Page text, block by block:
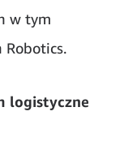
w tym
Robotics.
logistyczne